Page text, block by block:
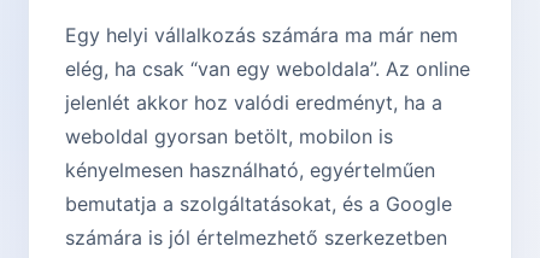
Egy helyi vállalkozás számára ma már nem
elég, ha csak “van egy weboldala”. Az online
jelenlét akkor hoz valódi eredményt, ha a
weboldal gyorsan betölt, mobilon is
kényelmesen használható, egyértelműen
bemutatja a szolgáltatásokat, és a Google
számára is jól értelmezhető szerkezetben